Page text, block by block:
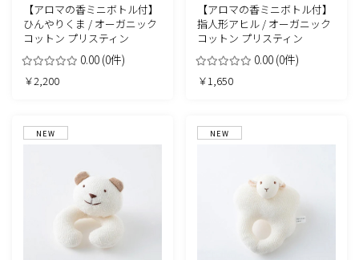
【アロマの香ミニボトル付】
ひんやりくま / オーガニック
コットン プリスティン
0.00 (0件)
￥2,200
【アロマの香ミニボトル付】
指人形アヒル / オーガニック
コットン プリスティン
0.00 (0件)
￥1,650
NEW NEW